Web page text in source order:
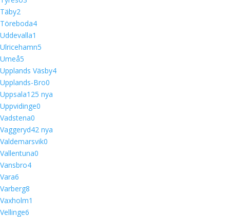
Täby2
Töreboda4
Uddevalla1
Ulricehamn5
Umeå5
Upplands Väsby4
Upplands-Bro0
Uppsala125 nya
Uppvidinge0
Vadstena0
Vaggeryd42 nya
Valdemarsvik0
Vallentuna0
Vansbro4
Vara6
Varberg8
Vaxholm1
Vellinge6